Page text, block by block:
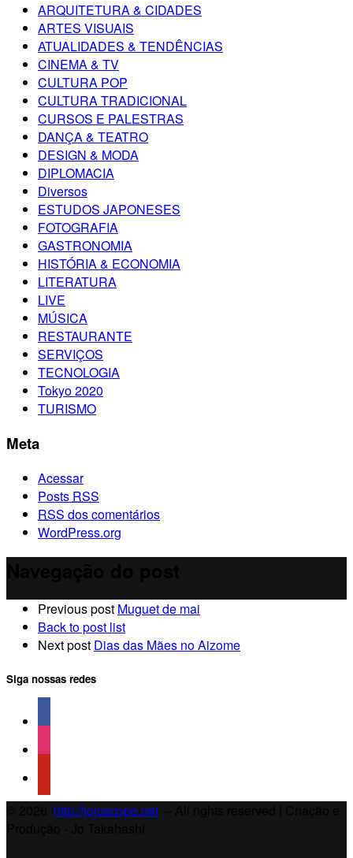
ARQUITETURA & CIDADES
ARTES VISUAIS
ATUALIDADES & TENDÊNCIAS
CINEMA & TV
CULTURA POP
CULTURA TRADICIONAL
CURSOS E PALESTRAS
DANÇA & TEATRO
DESIGN & MODA
DIPLOMACIA
Diversos
ESTUDOS JAPONESES
FOTOGRAFIA
GASTRONOMIA
HISTÓRIA & ECONOMIA
LITERATURA
LIVE
MÚSICA
RESTAURANTE
SERVIÇOS
TECNOLOGIA
Tokyo 2020
TURISMO
Meta
Acessar
Posts RSS
RSS dos comentários
WordPress.org
Previous post Muguet de mai
Back to post list
Next post Dias das Mães no Aizome
Siga nossas redes
http://jojoscope.net